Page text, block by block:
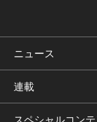
ニュース
連載
スペシャルコン